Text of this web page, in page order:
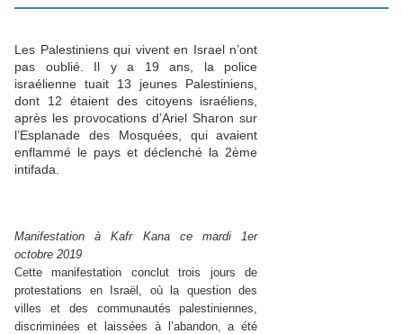
Les Palestiniens qui vivent en Israel n’ont
pas oublié. Il y a 19 ans, la police
israélienne tuait 13 jeunes Palestiniens,
dont 12 étaient des citoyens israéliens,
après les provocations d’Ariel Sharon sur
l’Esplanade des Mosquées, qui avaient
enflammé le pays et déclenché la 2ème
intifada.
Manifestation à Kafr Kana ce mardi 1er
octobre 2019
Cette manifestation conclut trois jours de
protestations en Israël, où la question des
villes et des communautés palestiniennes,
discriminées et laissées à l’abandon, a été